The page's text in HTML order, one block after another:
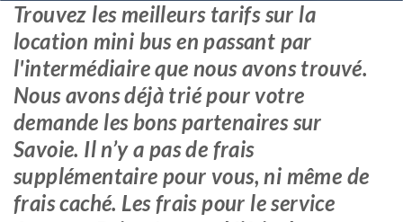
Trouvez les meilleurs tarifs sur la
location mini bus en passant par
l'intermédiaire que nous avons trouvé.
Nous avons déjà trié pour votre
demande les bons partenaires sur
Savoie. Il n’y a pas de frais
supplémentaire pour vous, ni même de
frais caché. Les frais pour le service